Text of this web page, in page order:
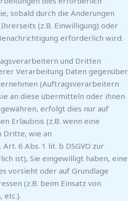
sobald durch die Änderungen
(z.B. Einwilligung) oder
erforderlich wird.
und Dritten
Verarbeitung Daten gegenüber
(Auftragsverarbeitern
an diese übermitteln oder ihnen
erfolgt dies nur auf
Erlaubnis (z.B. wenn eine
Dritte, wie an
6 Abs. 1 lit. b DSGVO zur
ist), Sie eingewilligt haben, eine
vorsieht oder auf Grundlage
(z.B. beim Einsatz von
etc.).